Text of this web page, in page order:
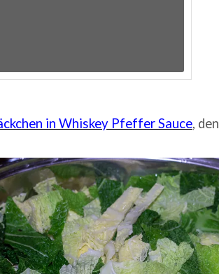
in Whiskey Pfeffer Sauce, den